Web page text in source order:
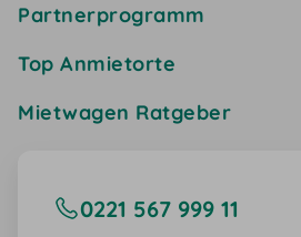
Partnerprogramm
Top Anmietorte
Mietwagen Ratgeber
0221 567 999 11